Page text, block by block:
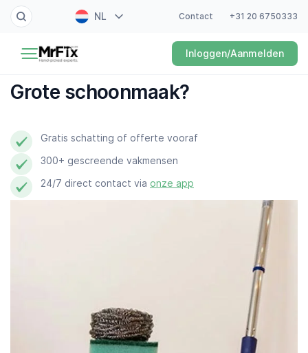
NL
ES
Contact +31 20 6750333
Inloggen/Aanmelden
Schilder
Elektricien
Loodgieter
Slotenmaker
Computer expert
Grote schoonmaak?
Gratis schatting of offerte vooraf
300+ gescreende vakmensen
24/7 direct contact via onze app